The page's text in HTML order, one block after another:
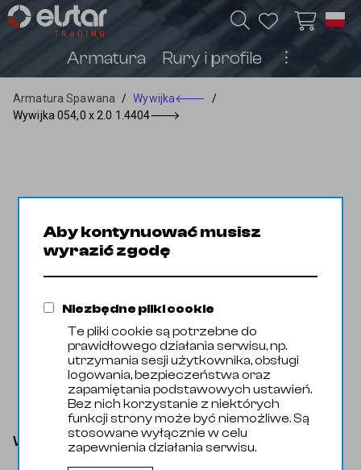
Armatura Rury i profile ︙
Armatura Spawana / Wywijka🡐
/
Wywijka 054,0 x 2.0 1.4404🡒
Wywijka 054,0 x 2.0 1.4404
Aby kontynuować musisz
wyrazić zgodę
Niezbędne pliki cookie
Te pliki cookie są potrzebne do
prawidłowego działania serwisu, np.
utrzymania sesji użytkownika, obsługi
logowania, bezpieczeństwa oraz
zapamiętania podstawowych ustawień.
Bez nich korzystanie z niektórych
funkcji strony może być niemożliwe. Są
stosowane wyłącznie w celu
zapewnienia działania serwisu.